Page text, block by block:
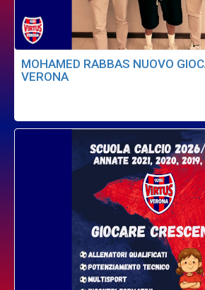
MOHAMED RABBAS NUOVO
VERONA